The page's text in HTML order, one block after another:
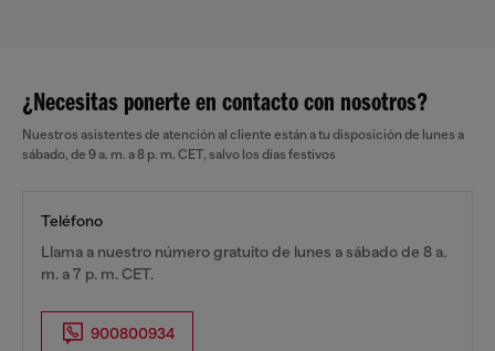
¿Necesitas ponerte en contacto con nosotros?
Nuestros asistentes de atención al cliente están a tu disposición de lunes a
sábado, de 9 a. m. a 8 p. m. CET, salvo los días festivos
Teléfono
Llama a nuestro número gratuito de lunes a sábado de 8 a.
m. a 7 p. m. CET.
900800934